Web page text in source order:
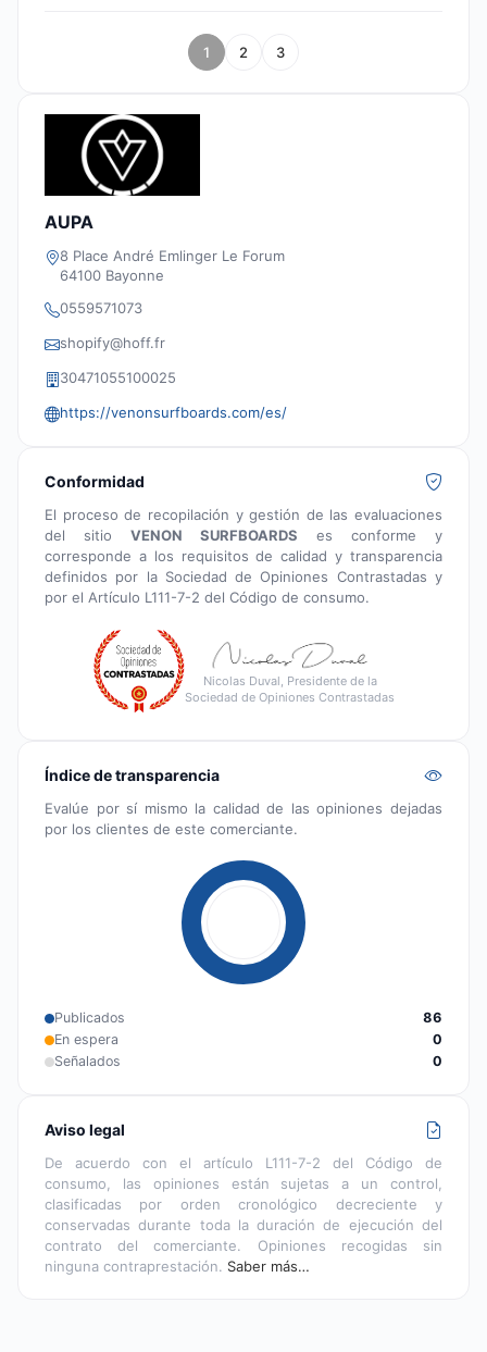
1 2 3
AUPA
8 Place André Emlinger Le Forum
64100 Bayonne
0559571073
shopify@hoff.fr
30471055100025
https://venonsurfboards.com/es/
Conformidad
El proceso de recopilación y gestión de las evaluaciones
del sitio VENON SURFBOARDS es conforme y
corresponde a los requisitos de calidad y transparencia
definidos por la Sociedad de Opiniones Contrastadas y
por el Artículo L111-7-2 del Código de consumo.
Nicolas Duval, Presidente de la
Sociedad de Opiniones Contrastadas
Índice de transparencia
Evalúe por sí mismo la calidad de las opiniones dejadas
por los clientes de este comerciante.
Publicados
86
En espera
0
Señalados
0
Aviso legal
De acuerdo con el artículo L111-7-2 del Código de
consumo, las opiniones están sujetas a un control,
clasificadas por orden cronológico decreciente y
conservadas durante toda la duración de ejecución del
contrato del comerciante. Opiniones recogidas sin
ninguna contraprestación. Saber más…